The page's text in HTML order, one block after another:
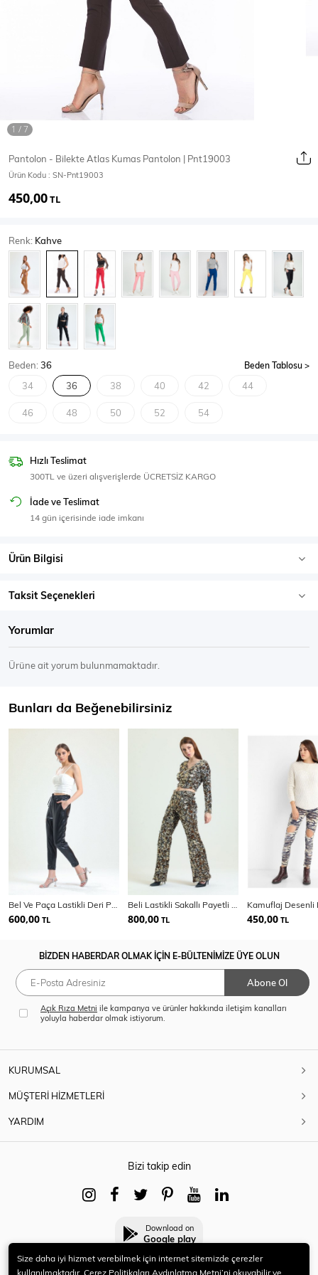
Mont & Kaban Yağmurluk
T-Shirt
Body Atlet Crop & Büstiyer
SPOR GİYİM
Eşofman Üstü Sweatshirt
Pantolon - Bilekte Atlas Kumas Pantolon | Pnt19003
Ürün Kodu : SN-Pnt19003
450,00TL
Renk: Kahve
Beden:36 Beden Tablosu
34 36 38 40 42 44
46 48 50 52 54
Hızlı Teslimat
300TL ve üzeri alışverişlerde ÜCRETSİZ KARGO
İade ve Teslimat
14 gün içerisinde iade imkanı
Ürün Bilgisi
Taksit Seçenekleri
Yorumlar
Ürüne ait yorum bulunmamaktadır.
Bunları da Beğenebilirsiniz
Bel Ve Paça Lastikli Deri Pantolon PNT33140
600,00 TL
Beli Lastikli Sakallı Payetli Abiye Pantolon | Pnt34671
800,00 TL 450,00 TL
BİZDEN HABERDAR OLMAK İÇİN E-BÜLTENİMİZE ÜYE OLUN
Abone Ol
Açık Rıza Metni ile kampanya ve ürünler hakkında iletişim kanalları
yoluyla haberdar olmak istiyorum.
KURUMSAL
MÜŞTERİ HİZMETLERİ
YARDIM
Bizi takip edin
Download on
Google play
Size daha iyi hizmet verebilmek için internet sitemizde çerezler
kullanılmaktadır. Çerez Politikaları Aydınlatma Metni’ni okuyabilir ve